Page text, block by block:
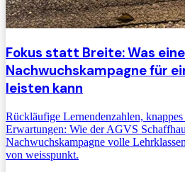
Fokus statt Breite: Was eine
Nachwuchskampagne für
leisten kann
Rückläufige Lernendenzahlen,
Erwartungen: Wie der AGVS
Nachwuchskampagne volle
von weisspunkt.